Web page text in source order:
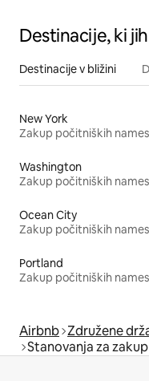
Destinacije, ki
Destinacije v bližini
New York
Zakup počitniških
Washington
Zakup počitniških
Ocean City
Zakup počitniških
Portland
Zakup počitniških
Airbnb Združene
Stanovanja za zakup